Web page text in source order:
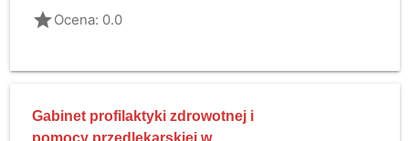
gradeOcena: 0.0
Gabinet profilaktyki zdrowotnej i
pomocy przedlekarskiej w